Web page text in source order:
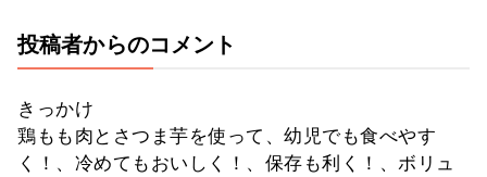
投稿者からのコメント
きっかけ
鶏もも肉とさつま芋を使って、幼児でも食べやす
く！、冷めてもおいしく！、保存も利く！、ボリュ